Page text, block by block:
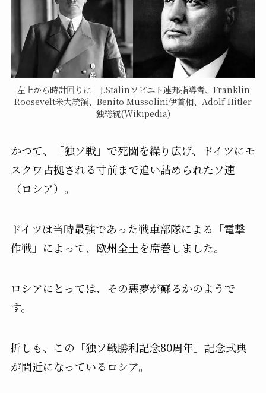
左上から時計回りに J.Stalinソビエト連邦指導者、Franklin
Roosevelt米大統領、Benito Mussolini伊首相、Adolf Hitler
独総統(Wikipedia)
かつて、「独ソ戦」で死闘を繰り広げ、ドイツにモ
スクワ占拠される寸前まで追い詰められたソ連
（ロシア）。
ドイツは当時最強であった戦車部隊による「電撃
作戦」によって、欧州全土を席巻しました。
ロシアにとっては、その悪夢が蘇るかのようで
す。
折しも、この「独ソ戦勝利記念80周年」記念式典
が間近になっているロシア。